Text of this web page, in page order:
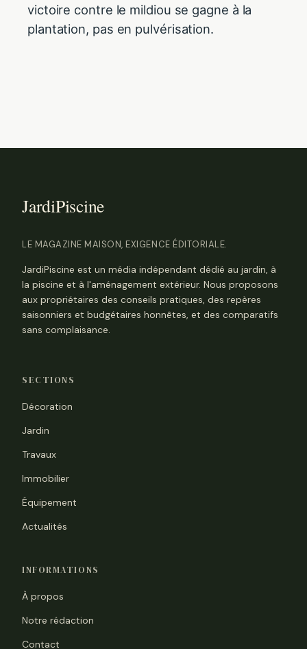
victoire contre le mildiou se gagne à la
plantation, pas en pulvérisation.
LE MAGAZINE MAISON, EXIGENCE ÉDITORIALE.
JardiPiscine est un média indépendant dédié au jardin, à
la piscine et à l'aménagement extérieur. Nous proposons
aux propriétaires des conseils pratiques, des repères
saisonniers et budgétaires honnêtes, et des comparatifs
sans complaisance.
SECTIONS
Décoration
Jardin
Travaux
Immobilier
Équipement
Actualités
INFORMATIONS
À propos
Notre rédaction
Contact